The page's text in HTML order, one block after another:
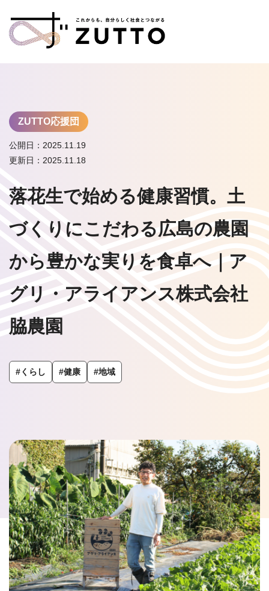
ZUTTO応援団
公開日：2025.11.19
更新日：2025.11.18
落花生で始める健康習慣。土
づくりにこだわる広島の農園
から豊かな実りを食卓へ｜ア
グリ・アライアンス株式会社
脇農園
#くらし #健康 #地域